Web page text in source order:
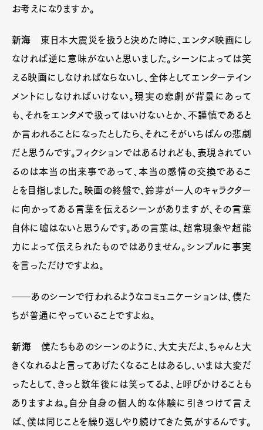
お考えになりますか。
新海 東日本大震災を扱うと決めた時に、エンタメ映画にし
なければ逆に意味がないと思いました。シーンによっては笑
える映画にしなければならないし、全体としてエンターテイン
メントにしなければいけない。現実の悲劇が背景にあって
も、それをエンタメで扱ってはいけないとか、不謹慎であると
か言われることになったとしたら、それこそがいちばんの悲劇
だと思うんです。フィクションではあるけれども、表現されてい
るのは本当の出来事であって、本当の感情の交換であるこ
とを目指しました。映画の終盤で、鈴芽が一人のキャラクター
に向かってある言葉を伝えるシーンがありますが、その言葉
自体に嘘はないと思うんです。あの言葉は、超常現象や超能
力によって伝えられたものではありません。シンプルに事実
を言っただけですよね。
――あのシーンで行われるようなコミュニケーションは、僕た
ちが普通にやっていることですよね。
新海 僕たちもあのシーンのように、大丈夫だよ、ちゃんと大
きくなれるよと言ってあげたくなることはあるし、いまは大変だ
ったとして、きっと数年後には笑ってるよ、と呼びかけることも
ありますよね。自分自身の個人的な体験に引きつけて言え
ば、僕は同じことを繰り返しやり続けてきた気がするんです。